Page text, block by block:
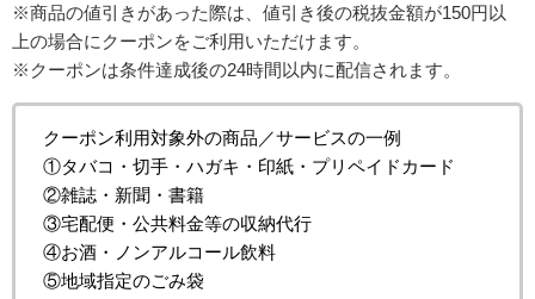
※商品の値引きがあった際は、値引き後の税抜金額が150円以
上の場合にクーポンをご利用いただけます。
※クーポンは条件達成後の24時間以内に配信されます。
クーポン利用対象外の商品／サービスの一例
①タバコ・切手・ハガキ・印紙・プリペイドカード
②雑誌・新聞・書籍
③宅配便・公共料金等の収納代行
④お酒・ノンアルコール飲料
⑤地域指定のごみ袋